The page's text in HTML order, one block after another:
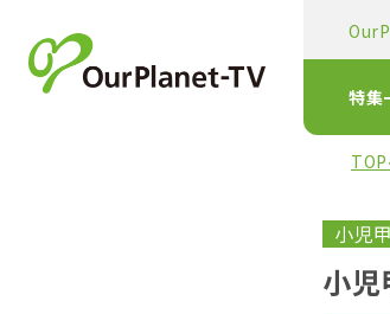
特集
小児
小